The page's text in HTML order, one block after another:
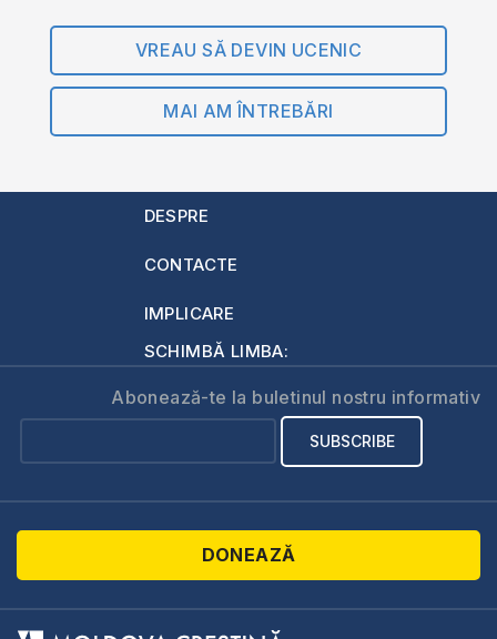
VREAU SĂ DEVIN UCENIC
MAI AM ÎNTREBĂRI
DESPRE
CONTACTE
IMPLICARE
SCHIMBĂ LIMBA:
Abonează-te la buletinul nostru informativ
DONEAZĂ